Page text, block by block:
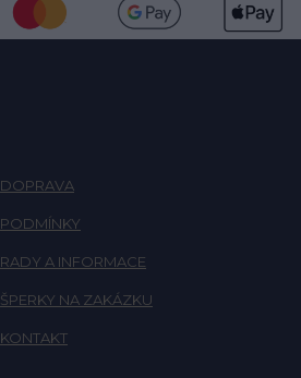
DOPRAVA
PODMÍNKY
RADY A INFORMACE
ŠPERKY NA ZAKÁZKU
KONTAKT